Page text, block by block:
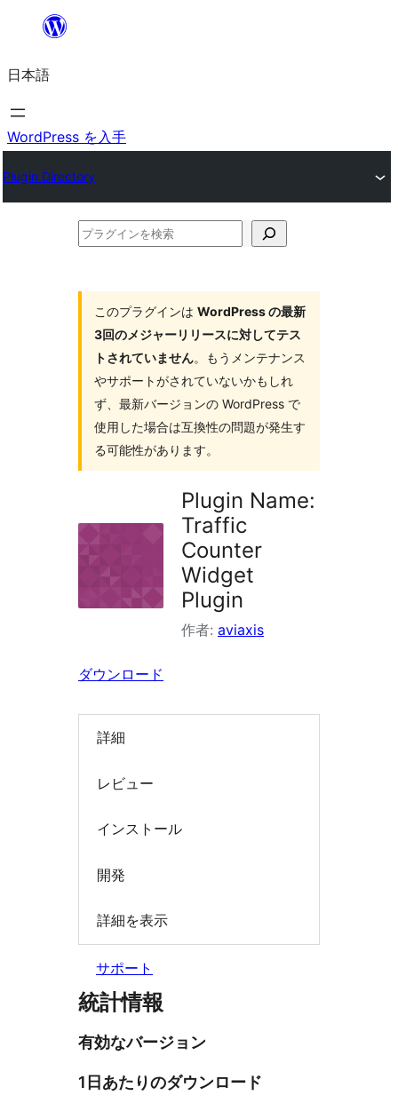
を
ス
キ
プ
日本語
WordPress を入手
Plugin Directory
プ
このプラグインは WordPress の最新
3回のメジャーリリースに対してテス
トされていません。もうメンテナンス
やサポートがされていないかもしれ
ず、最新バージョンの WordPress で
使用した場合は互換性の問題が発生す
る可能性があります。
Plugin Name:
Traffic
Counter
Widget
Plugin
作者: aviaxis
ダウンロード
詳細
レビュー
インストール
開発
詳細を表示
サポート
統計情報
有効なバージョン
1日あたりのダウンロード